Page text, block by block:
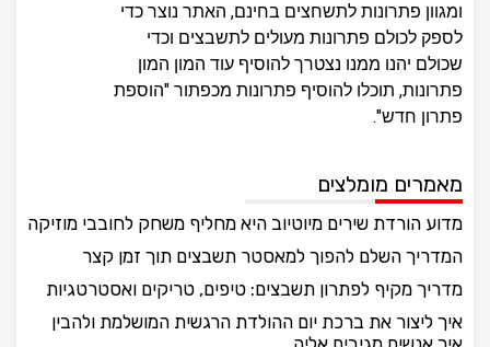
ומגוון פתרונות לתשחצים בחינם, האתר נוצר כדי
לספק לכולם פתרונות מעולים לתשבצים וכדי
שכולם יהנו ממנו נצטרך להוסיף עוד המון המון
פתרונות, תוכלו להוסיף פתרונות מכפתור "הוספת
פתרון חדש".
מאמרים מומלצים
מדוע הורדת שירים מיוטיוב היא מחליף משחק לחובבי מוזיקה
המדריך השלם להפוך למאסטר תשבצים תוך זמן קצר
מדריך מקיף לפתרון תשבצים: טיפים, טריקים ואסטרטגיות
איך ליצור את ברכת יום ההולדת הרגשית המושלמת ולהבין